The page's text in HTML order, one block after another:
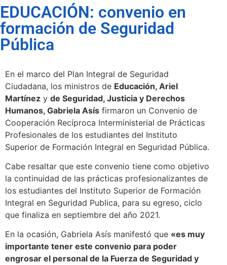
EDUCACIÓN: convenio en
formación de Seguridad
Pública
En el marco del Plan Integral de Seguridad
Ciudadana, los ministros de Educación, Ariel
Martínez y de Seguridad, Justicia y Derechos
Humanos, Gabriela Asís firmaron un Convenio de
Cooperación Recíproca Interministerial de Prácticas
Profesionales de los estudiantes del Instituto
Superior de Formación Integral en Seguridad Pública.
Cabe resaltar que este convenio tiene como objetivo
la continuidad de las prácticas profesionalizantes de
los estudiantes del Instituto Superior de Formación
Integral en Seguridad Publica, para su egreso, ciclo
que finaliza en septiembre del año 2021.
En la ocasión, Gabriela Asís manifestó que «es muy
importante tener este convenio para poder
engrosar el personal de la Fuerza de Seguridad y